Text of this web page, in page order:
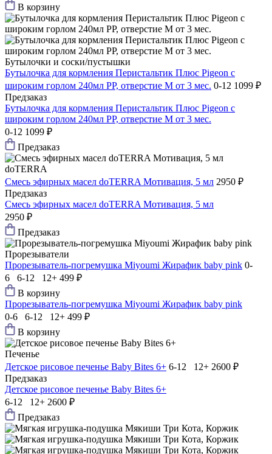
В корзину
Бутылочки и соски/пустышки
Бутылочка для кормления Перистальтик Плюс Pigeon с
широким горлом 240мл PP, отверстие М от 3 мес. 0-12 1099 ₽
Предзаказ
Бутылочка для кормления Перистальтик Плюс Pigeon с
широким горлом 240мл PP, отверстие М от 3 мес.
0-12 1099 ₽
Предзаказ
doTERRA
Смесь эфирных масел doTERRA Мотивация, 5 мл 2950 ₽
Предзаказ
Смесь эфирных масел doTERRA Мотивация, 5 мл
2950 ₽
Предзаказ
Прорезыватели
Прорезыватель-погремушка Мiyoumi Жирафик baby pink 0-
6 6-12 12+ 499 ₽
В корзину
Прорезыватель-погремушка Мiyoumi Жирафик baby pink
0-6 6-12 12+ 499 ₽
В корзину
Печенье
Детское рисовое печенье Baby Bites 6+ 6-12 12+ 2600 ₽
Предзаказ
Детское рисовое печенье Baby Bites 6+
6-12 12+ 2600 ₽
Предзаказ